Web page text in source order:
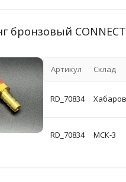
бронзовый
Артикул Склад
RD_70834
RD_70834 МСК-3